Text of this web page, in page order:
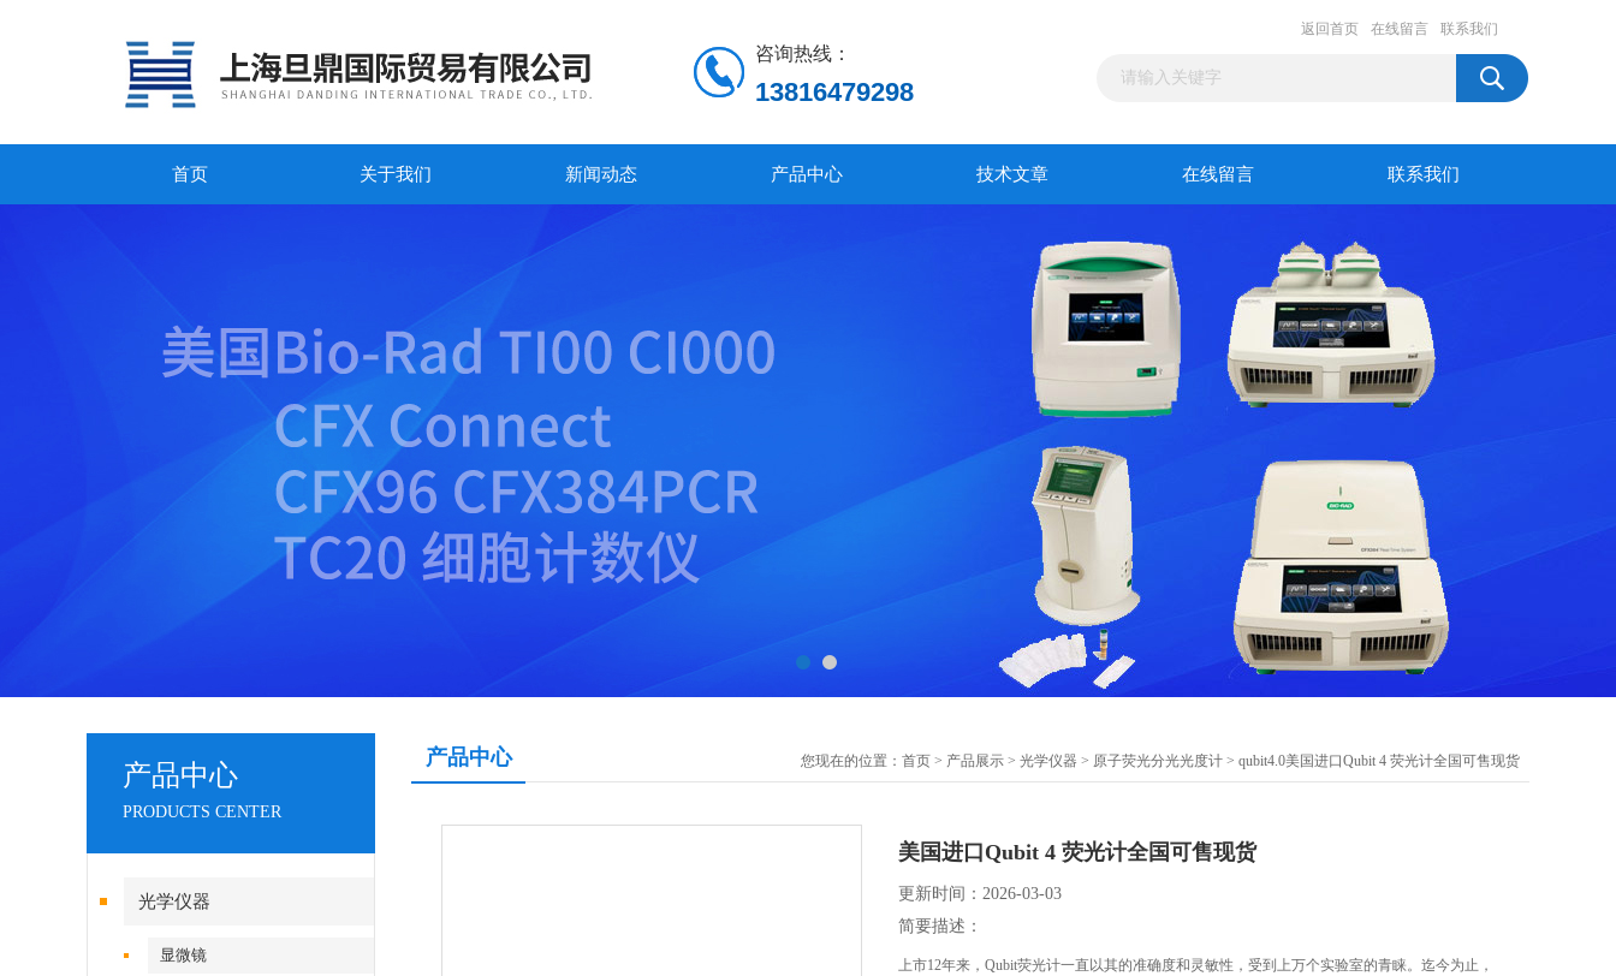
咨询热线：
13816479298
返回首页 在线留言 联系我们
首页 关于我们 新闻动态 产品中心 技术文章 在线留言 联系我们
产品中心
PRODUCTS CENTER
光学仪器
显微镜
产品中心 您现在的位置： 首页 > 产品展示 > 光学仪器 > 原子荧光分光光度计 > qubit4.0美国进口Qubit 4 荧光计全国可售现货
美国进口Qubit 4 荧光计全国可售现货
更新时间：2026-03-03
简要描述：
上市12年来，Qubit荧光计一直以其的准确度和灵敏性，受到上万个实验室的青睐。迄今为止，